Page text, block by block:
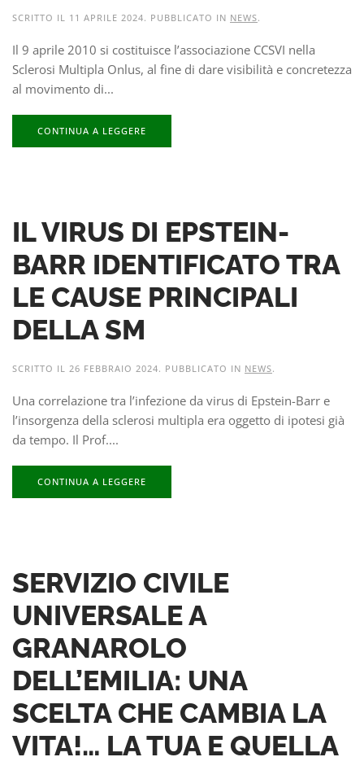
SCRITTO IL 11 APRILE 2024. PUBBLICATO IN NEWS.
Il 9 aprile 2010 si costituisce l’associazione CCSVI nella
Sclerosi Multipla Onlus, al fine di dare visibilità e concretezza
al movimento di...
CONTINUA A LEGGERE
IL VIRUS DI EPSTEIN-
BARR IDENTIFICATO TRA
LE CAUSE PRINCIPALI
DELLA SM
SCRITTO IL 26 FEBBRAIO 2024. PUBBLICATO IN NEWS.
Una correlazione tra l’infezione da virus di Epstein-Barr e
l’insorgenza della sclerosi multipla era oggetto di ipotesi già
da tempo. Il Prof....
CONTINUA A LEGGERE
SERVIZIO CIVILE
UNIVERSALE A
GRANAROLO
DELL’EMILIA: UNA
SCELTA CHE CAMBIA LA
VITA!… LA TUA E QUELLA